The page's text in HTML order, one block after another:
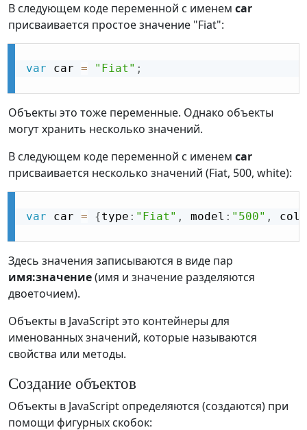
В следующем коде переменной с именем car
присваивается простое значение "Fiat":
var car = "Fiat" ;
Объекты это тоже переменные. Однако объекты
могут хранить несколько значений.
В следующем коде переменной с именем car
присваивается несколько значений (Fiat, 500, white):
var car = {type : "Fiat" , model : "500" ,
Здесь значения записываются в виде пар
имя:значение(имя и значение разделяются
двоеточием).
Объекты в JavaScript это контейнеры для
именованных значений, которые называются
свойства или методы.
Создание объектов
Объекты в JavaScript определяются (создаются) при
помощи фигурных скобок: